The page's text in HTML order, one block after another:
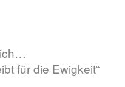
für die Ewigkeit“